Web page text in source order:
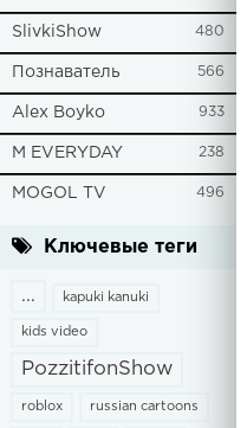
SlivkiShow 480
Познаватель 566
Alex Boyko 933
M EVERYDAY 238
MOGOL TV 496
Ключевые теги
... kapuki kanuki
kids video
PozzitifonShow
roblox russian cartoons